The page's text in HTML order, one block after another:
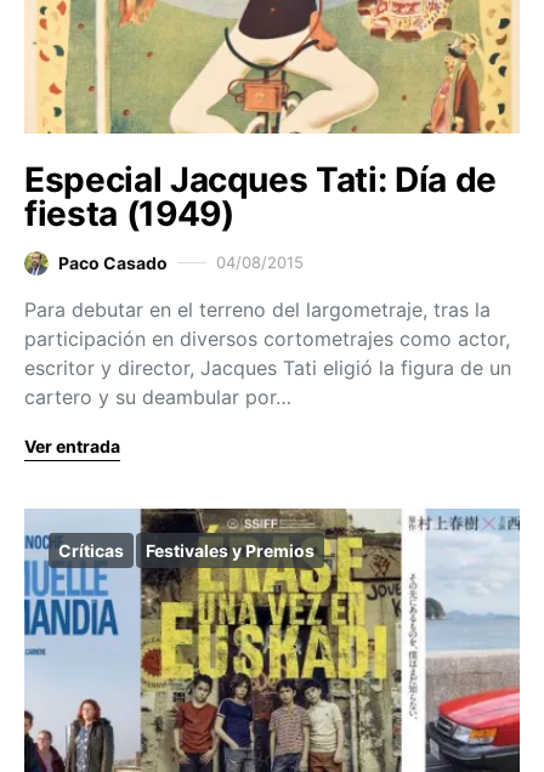
Especial Jacques Tati: Día de
fiesta (1949)
Paco Casado 04/08/2015
Para debutar en el terreno del largometraje, tras la
participación en diversos cortometrajes como actor,
escritor y director, Jacques Tati eligió la figura de un
cartero y su deambular por…
Ver entrada
Críticas Festivales y Premios